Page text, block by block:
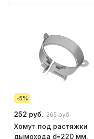
-5%
252 руб. 265 руб.
Хомут под растяжки
дымохода d=220 мм,